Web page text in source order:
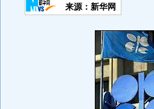
来源：新华网